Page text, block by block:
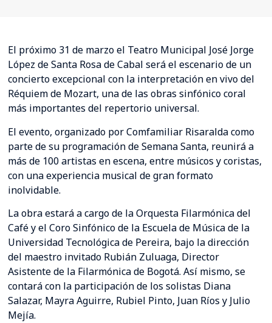
El próximo 31 de marzo el Teatro Municipal José Jorge
López de Santa Rosa de Cabal será el escenario de un
concierto excepcional con la interpretación en vivo del
Réquiem de Mozart, una de las obras sinfónico coral
más importantes del repertorio universal.
El evento, organizado por Comfamiliar Risaralda como
parte de su programación de Semana Santa, reunirá a
más de 100 artistas en escena, entre músicos y coristas,
con una experiencia musical de gran formato
inolvidable.
La obra estará a cargo de la Orquesta Filarmónica del
Café y el Coro Sinfónico de la Escuela de Música de la
Universidad Tecnológica de Pereira, bajo la dirección
del maestro invitado Rubián Zuluaga, Director
Asistente de la Filarmónica de Bogotá. Así mismo, se
contará con la participación de los solistas Diana
Salazar, Mayra Aguirre, Rubiel Pinto, Juan Ríos y Julio
Mejía.